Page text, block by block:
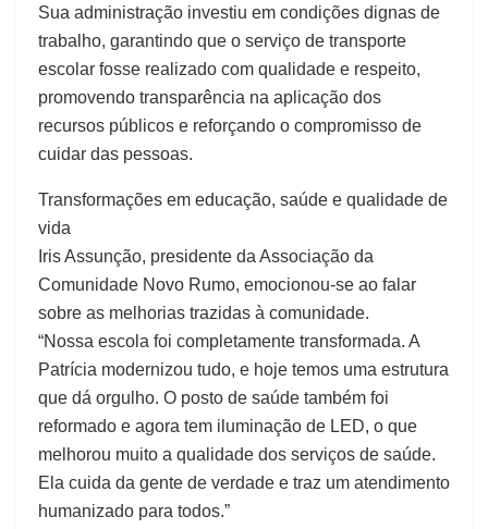
Sua administração investiu em condições dignas de
trabalho, garantindo que o serviço de transporte
escolar fosse realizado com qualidade e respeito,
promovendo transparência na aplicação dos
recursos públicos e reforçando o compromisso de
cuidar das pessoas.
Transformações em educação, saúde e qualidade de
vida
Iris Assunção, presidente da Associação da
Comunidade Novo Rumo, emocionou-se ao falar
sobre as melhorias trazidas à comunidade.
“Nossa escola foi completamente transformada. A
Patrícia modernizou tudo, e hoje temos uma estrutura
que dá orgulho. O posto de saúde também foi
reformado e agora tem iluminação de LED, o que
melhorou muito a qualidade dos serviços de saúde.
Ela cuida da gente de verdade e traz um atendimento
humanizado para todos.”